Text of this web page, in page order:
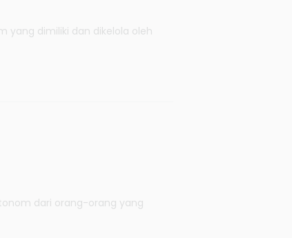
yang dimiliki dan dikelola oleh
dari orang-orang yang